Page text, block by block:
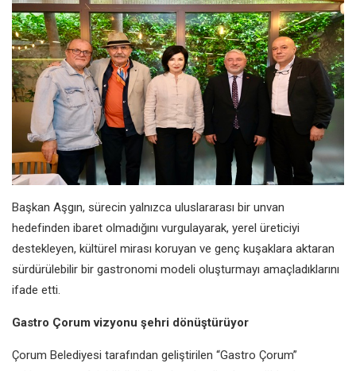
Başkan Aşgın, sürecin yalnızca uluslararası bir unvan
hedefinden ibaret olmadığını vurgulayarak, yerel üreticiyi
destekleyen, kültürel mirası koruyan ve genç kuşaklara aktaran
sürdürülebilir bir gastronomi modeli oluşturmayı amaçladıklarını
ifade etti.
Gastro Çorum vizyonu şehri dönüştürüyor
Çorum Belediyesi tarafından geliştirilen “Gastro Çorum”